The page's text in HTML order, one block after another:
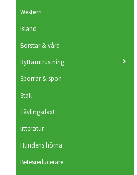
Western
Island
Borstar & vård
Ryttarutrustning
Sporrar & spön
Stall
Tävlingsdax!
litteratur
Hundens hörna
Betesreducerare